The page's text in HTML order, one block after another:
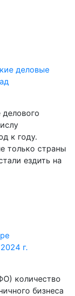
деловые
к году.
только страны
ездить на
г.
количество
бизнеса